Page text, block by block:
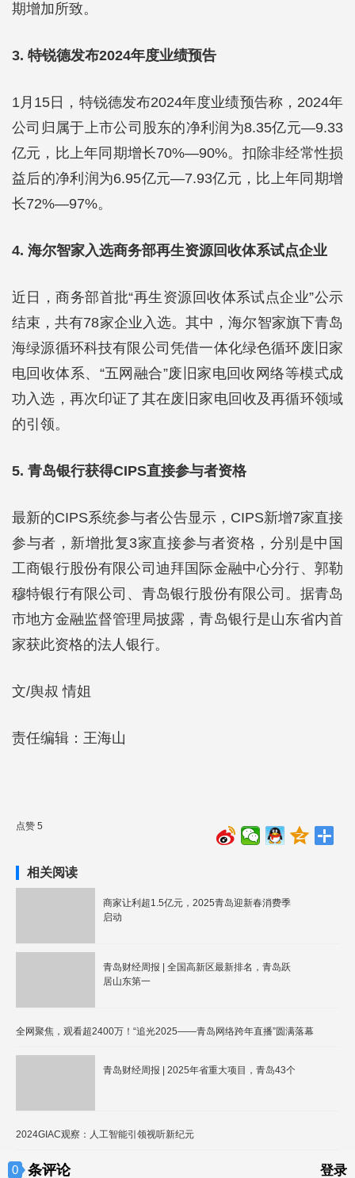
期增加所致。
3. 特锐德发布2024年度业绩预告
1月15日，特锐德发布2024年度业绩预告称，2024年
公司归属于上市公司股东的净利润为8.35亿元—9.33
亿元，比上年同期增长70%—90%。扣除非经常性损
益后的净利润为6.95亿元—7.93亿元，比上年同期增
长72%—97%。
4. 海尔智家入选商务部再生资源回收体系试点企业
近日，商务部首批“再生资源回收体系试点企业”公示
结束，共有78家企业入选。其中，海尔智家旗下青岛
海绿源循环科技有限公司凭借一体化绿色循环废旧家
电回收体系、“五网融合”废旧家电回收网络等模式成
功入选，再次印证了其在废旧家电回收及再循环领域
的引领。
5. 青岛银行获得CIPS直接参与者资格
最新的CIPS系统参与者公告显示，CIPS新增7家直接
参与者，新增批复3家直接参与者资格，分别是中国
工商银行股份有限公司迪拜国际金融中心分行、郭勒
穆特银行有限公司、青岛银行股份有限公司。据青岛
市地方金融监督管理局披露，青岛银行是山东省内首
家获此资格的法人银行。
文/舆叔 情姐
责任编辑：王海山
点赞 5
相关阅读
商家让利超1.5亿元，2025青岛迎新春消费季
启动
青岛财经周报 | 全国高新区最新排名，青岛跃
居山东第一
全网聚焦，观看超2400万！“追光2025——青岛网络跨年直播”圆满落幕
青岛财经周报 | 2025年省重大项目，青岛43个
2024GIAC观察：人工智能引领视听新纪元
0 条评论 登录